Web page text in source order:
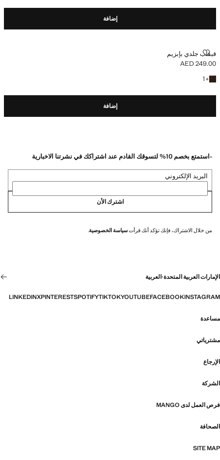
إضافة
قبقاب جلدي بإبزيم
قبقاب جلدي بإبزيم
السعر الحالي [AED 249.00 ]
AED 249.00
+
1
+ لون آخر
إضافة
-استمتع بخصم 10% لتسوقك القادم عند اشتراكك في نشرتنا الاخبارية
البريد الإلكتروني
اشترك الأن
من خلال الاشتراك، فإنك تؤكد أنك قرأتسياسة الخصوصية.
الإمارات العربية المتحدة·العربية
INSTAGRAM
FACEBOOK
YOUTUBE
TIKTOK
SPOTIFY
PINTEREST
X
LINKEDIN
مساعدة
مشترياتي
الإرجاع
الشركة
فرص العمل لدى MANGO
الصحافة
SITE MAP